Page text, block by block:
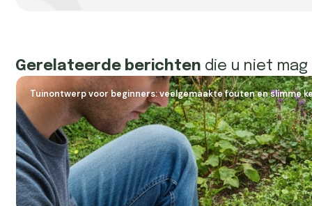
Gerelateerde berichten die u niet mag
Tuinontwerp voor beginners: veelgemaakte fouten en slimme